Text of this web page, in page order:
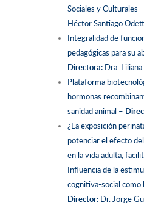
Sociales y Culturales
Héctor Santiago
Integralidad de
pedagógicas para su
Directora: Dra.
Plataforma
hormonas
sanidad animal –
¿La exposición
potenciar el efecto
en la vida adulta,
Influencia de la
cognitiva-social
Director: Dr. Jorge